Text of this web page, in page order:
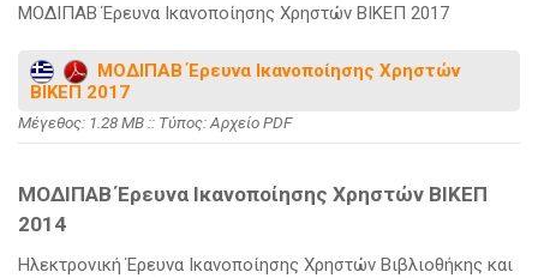
ΜΟΔΙΠΑΒ Έρευνα Ικανοποίησης Χρηστών ΒΙΚΕΠ 2017
ΜΟΔΙΠΑΒ Έρευνα Ικανοποίησης Χρηστών
ΒΙΚΕΠ 2017
Mέγεθος: 1.28 MB :: Τύπος: Αρχείο PDF
ΜΟΔΙΠΑΒ Έρευνα Ικανοποίησης Χρηστών ΒΙΚΕΠ
2014
Ηλεκτρονική Έρευνα Ικανοποίησης Χρηστών Βιβλιοθήκης και